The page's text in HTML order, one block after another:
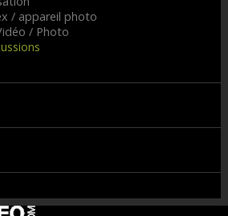
/ appareil photo
/ Photo